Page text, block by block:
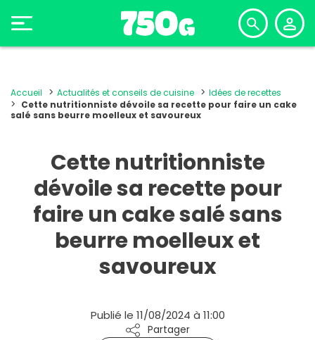
Accueil Actualités et conseils de cuisine
Idées de recettes
Cette nutritionniste dévoile sa recette pour faire un cake
salé sans beurre moelleux et savoureux
Cette nutritionniste
dévoile sa recette pour
faire un cake salé sans
beurre moelleux et
savoureux
Publié le 11/08/2024 à 11:00
Partager